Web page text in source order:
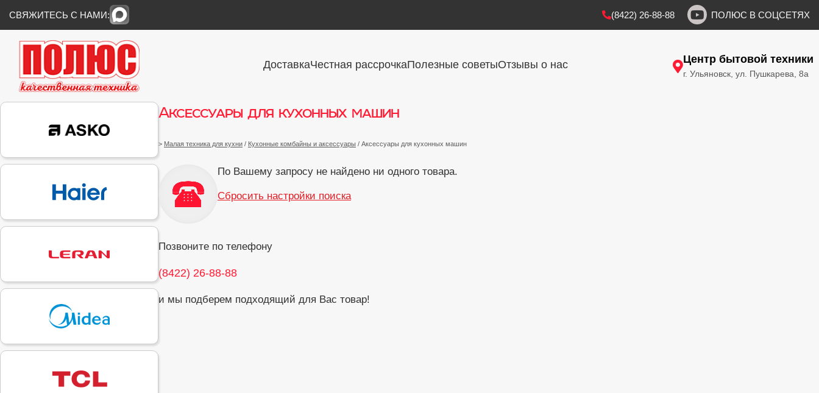
СВЯЖИТЕСЬ С НАМИ: (8422) 26-88-88 ПОЛЮС В СОЦСЕТЯХ
ДоставкаЧестная рассрочкаПолезные советыОтзывы о нас Центр бытовой техники
г. Ульяновск, ул. Пушкарева, 8а
Аксессуары для кухонных машин
> Малая техника для кухни / Кухонные комбайны и аксессуары / Аксессуары для кухонных машин
По Вашему запросу не найдено ни одного товара.
Сбросить настройки поиска
Позвоните по телефону
(8422) 26-88-88
и мы подберем подходящий для Вас товар!